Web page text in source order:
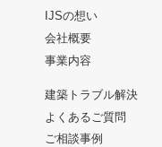
IJSの想い
会社概要
事業内容
建築トラブル解決
よくあるご質問
ご相談事例